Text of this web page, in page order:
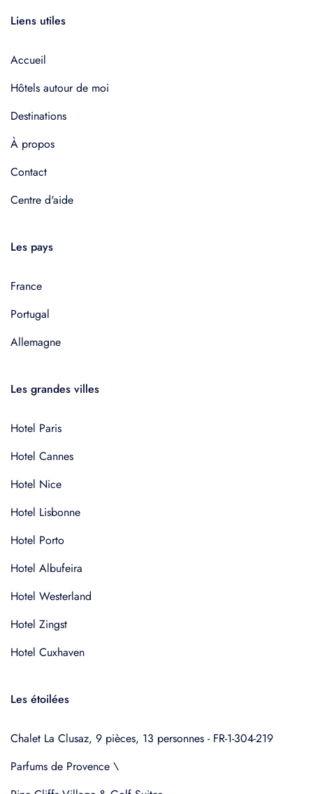
Liens utiles
Accueil
Hôtels autour de moi
Destinations
À propos
Contact
Centre d'aide
Les pays
France
Portugal
Allemagne
Les grandes villes
Hotel Paris
Hotel Cannes
Hotel Nice
Hotel Lisbonne
Hotel Porto
Hotel Albufeira
Hotel Westerland
Hotel Zingst
Hotel Cuxhaven
Les étoilées
Chalet La Clusaz, 9 pièces, 13 personnes - FR-1-304-219
Parfums de Provence \